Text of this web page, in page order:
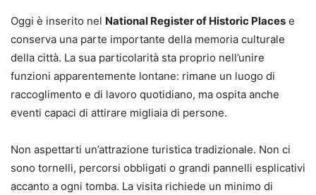
Oggi è inserito nel National Register of Historic Places e
conserva una parte importante della memoria culturale
della città. La sua particolarità sta proprio nell’unire
funzioni apparentemente lontane: rimane un luogo di
raccoglimento e di lavoro quotidiano, ma ospita anche
eventi capaci di attirare migliaia di persone.
Non aspettarti un’attrazione turistica tradizionale. Non ci
sono tornelli, percorsi obbligati o grandi pannelli esplicativi
accanto a ogni tomba. La visita richiede un minimo di